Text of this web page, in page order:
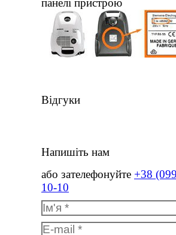
панелі пристрою
Відгуки
Напишіть нам
або зателефонуйте +38
10-10
Ім'я *
E-mail *